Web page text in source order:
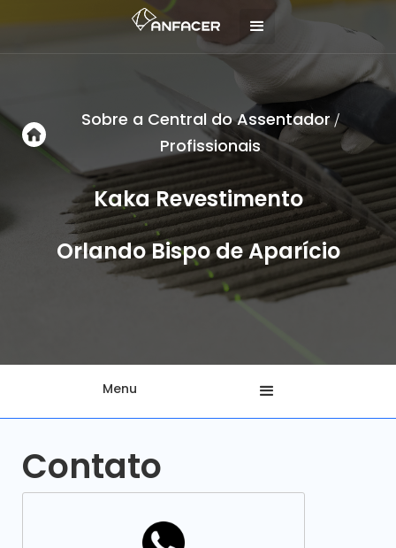
Sobre a Central do Assentador/
Profissionais
Kaka Revestimento
Orlando Bispo de Aparício
Menu
Contato